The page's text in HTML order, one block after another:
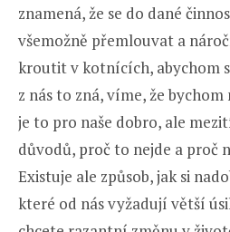
znamená, že se do dané
všemožně přemlouvat a
kroutit v kotnících, abychom
z nás to zná, víme, že
je to pro naše dobro, ale
důvodů, proč to nejde a proč
Existuje ale způsob, jak si
které od nás vyžadují větší